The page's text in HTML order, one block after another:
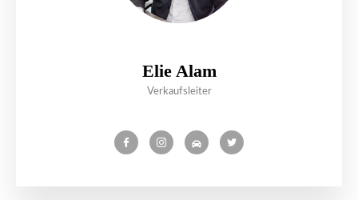
Elie Alam
Verkaufsleiter